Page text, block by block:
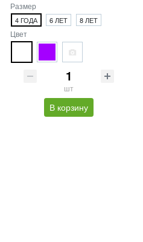
Размер
4 ГОДА 6 ЛЕТ 8 ЛЕТ
Цвет
шт
В корзину